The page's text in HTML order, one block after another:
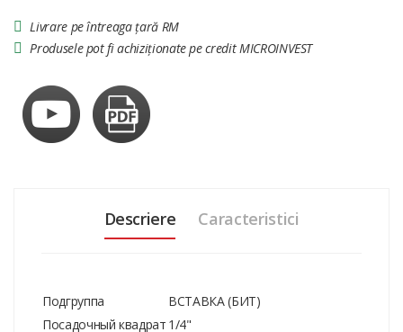
Livrare pe întreaga țară RM
Produsele pot fi achiziționate pe credit MICROINVEST
Descriere Caracteristici
Подгруппа
ВСТАВКА (БИТ)
Посадочный квадрат 1/4"